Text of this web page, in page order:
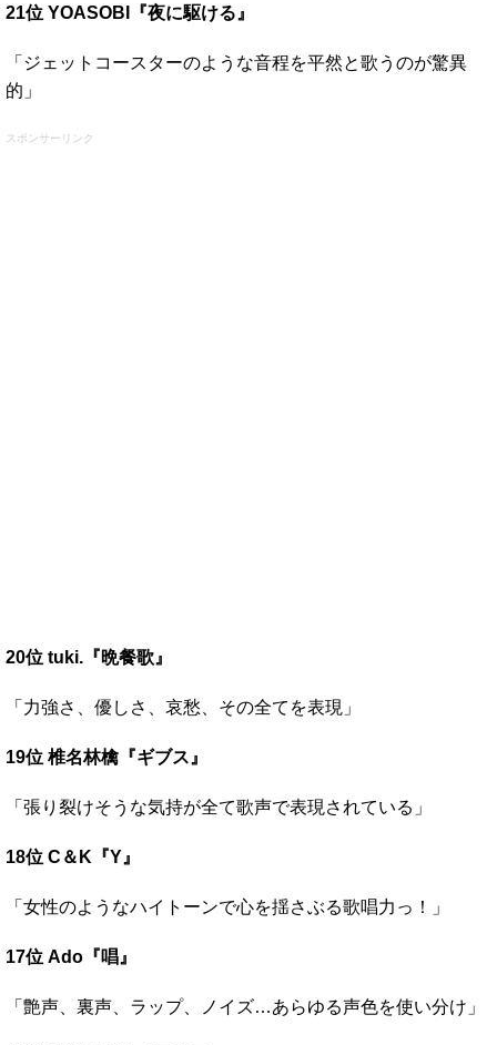
21位 YOASOBI『夜に駆ける』
「ジェットコースターのような音程を平然と歌うのが驚異
的」
スポンサーリンク
20位 tuki.『晩餐歌』
「力強さ、優しさ、哀愁、その全てを表現」
19位 椎名林檎『ギブス』
「張り裂けそうな気持が全て歌声で表現されている」
18位 C＆K『Y』
「女性のようなハイトーンで心を揺さぶる歌唱力っ！」
17位 Ado『唱』
「艶声、裏声、ラップ、ノイズ…あらゆる声色を使い分け」